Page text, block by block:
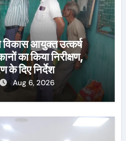
आयुक्त उत्कर्ष
का किया निरीक्षण,
के दिए निर्देश
Aug 6, 2026